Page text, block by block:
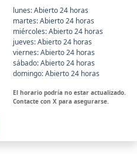
lunes: Abierto 24 horas
martes: Abierto 24 horas
miércoles: Abierto 24 horas
jueves: Abierto 24 horas
viernes: Abierto 24 horas
sábado: Abierto 24 horas
domingo: Abierto 24 horas
El horario podría no estar actualizado.
Contacte con X para asegurarse.